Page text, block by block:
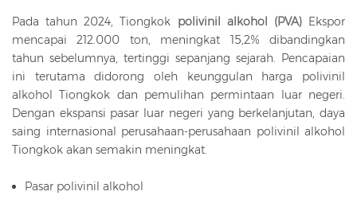
Pada tahun 2024, Tiongkok polivinil alkohol (PVA)Ekspor
mencapai 212.000 ton, meningkat 15,2% dibandingkan
tahun sebelumnya, tertinggi sepanjang sejarah. Pencapaian
ini terutama didorong oleh keunggulan harga polivinil
alkohol Tiongkok dan pemulihan permintaan luar negeri.
Dengan ekspansi pasar luar negeri yang berkelanjutan, daya
saing internasional perusahaan-perusahaan polivinil alkohol
Tiongkok akan semakin meningkat.
Pasar polivinil alkohol